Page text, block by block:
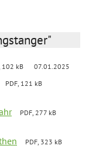
102 kB 07.01.2025
PDF, 121 kB
PDF, 277 kB
PDF, 323 kB